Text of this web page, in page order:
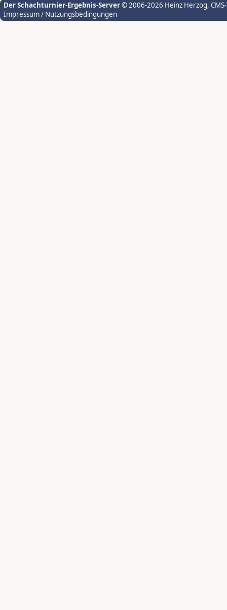
Der Schachturnier-Ergebnis-Server© 2006-2026 Heinz Herzog,
Impressum / Nutzungsbedingungen